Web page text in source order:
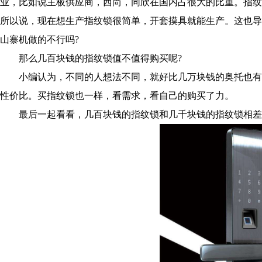
业，比如说主板供应商，西尚，同欣在国内占很大的比重。指
所以说，现在想生产指纹锁很简单，开套摸具就能生产。这也
山寨机做的不行吗?
那么几百块钱的指纹锁值不值得购买呢?
小编认为，不同的人想法不同，就好比几万块钱的奥托也
性价比。买指纹锁也一样，看需求，看自己的购买了力。
最后一起看看，几百块钱的指纹锁和几千块钱的指纹锁相差